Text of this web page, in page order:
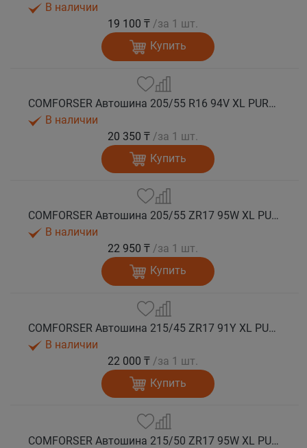
В наличии
19 100 ₸ /за 1 шт.
Купить
COMFORSER Автошина 205/55 R16 94V XL PURESPEED лето
В наличии
20 350 ₸ /за 1 шт.
Купить
COMFORSER Автошина 205/55 ZR17 95W XL PURESPEED лето
В наличии
22 950 ₸ /за 1 шт.
Купить
COMFORSER Автошина 215/45 ZR17 91Y XL PURESPEED лето
В наличии
22 000 ₸ /за 1 шт.
Купить
COMFORSER Автошина 215/50 ZR17 95W XL PURESPEED лето